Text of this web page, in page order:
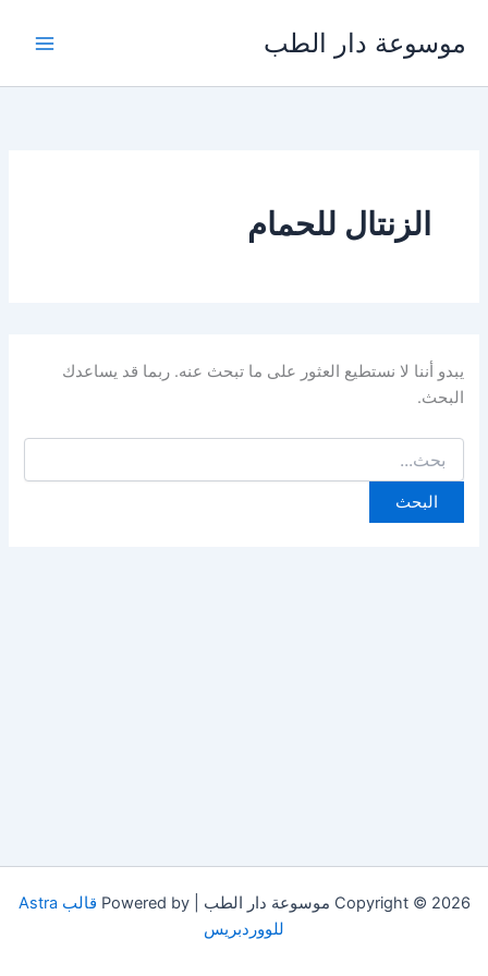
المحتوى
موسوعة دار الطب
الزنتال للحمام
يبدو أننا لا نستطيع العثور على ما تبحث عنه. ربما قد يساعدك
البحث.
عن:
Copyright © 2026 موسوعة دار الطب | Powered by
قالب Astra
للووردبريس